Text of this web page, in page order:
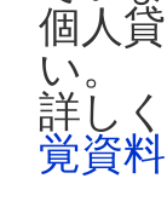
個人
い。
詳し
覚資